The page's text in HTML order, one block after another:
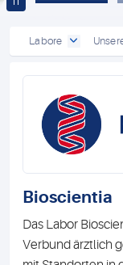
Bioscientia
Das Labor